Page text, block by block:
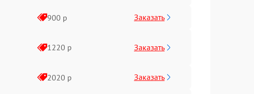
900 р Заказать
1220 р Заказать
2020 р Заказать